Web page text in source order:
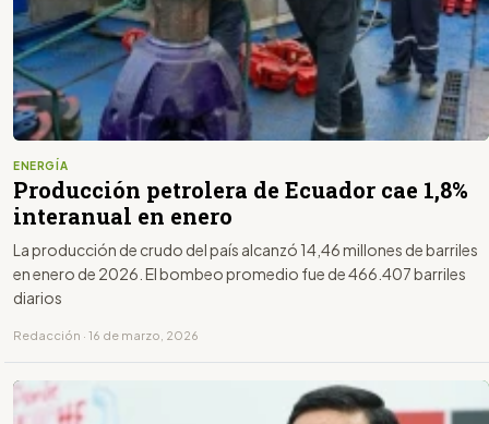
ENERGÍA
Producción petrolera de Ecuador cae 1,8%
interanual en enero
La producción de crudo del país alcanzó 14,46 millones de barriles
en enero de 2026. El bombeo promedio fue de 466.407 barriles
diarios
Redacción · 16 de marzo, 2026